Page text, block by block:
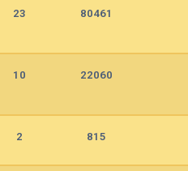
23 80461
10 22060
2 815